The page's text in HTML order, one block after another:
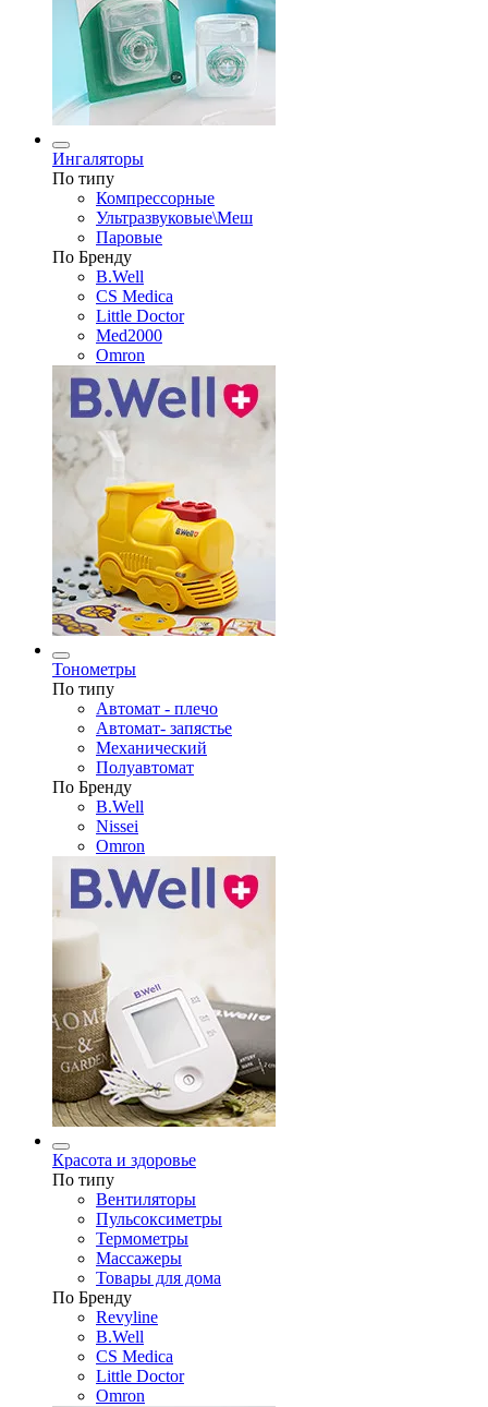
Ингаляторы
По типу
Компрессорные
Ультразвуковые\Меш
Паровые
По Бренду
B.Well
CS Medica
Little Doctor
Med2000
Omron
Тонометры
По типу
Автомат - плечо
Автомат- запястье
Механический
Полуавтомат
По Бренду
B.Well
Nissei
Omron
Красота и здоровье
По типу
Вентиляторы
Пульсоксиметры
Термометры
Массажеры
Товары для дома
По Бренду
Revyline
B.Well
CS Medica
Little Doctor
Omron